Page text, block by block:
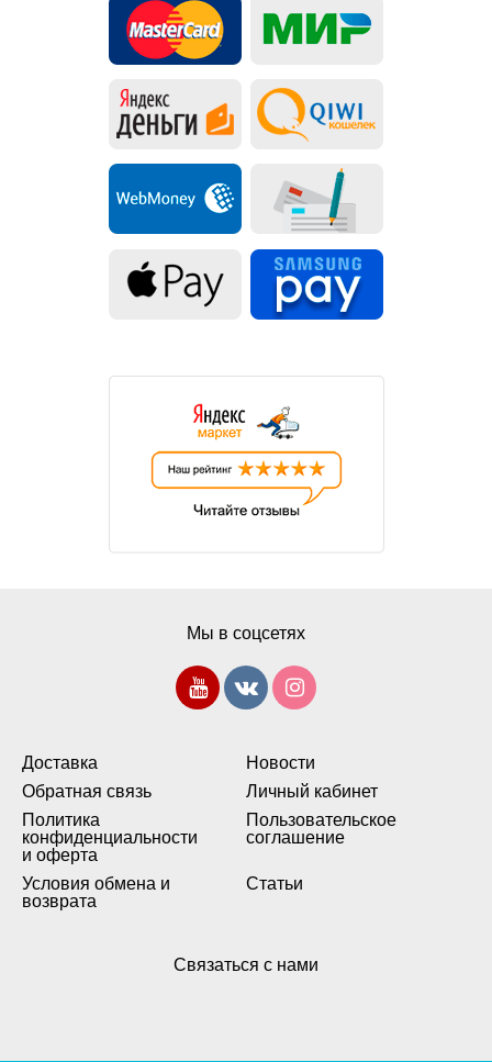
Доставка
Новости
Обратная связь
Личный кабинет
Политика
конфиденциальности
и оферта
Пользовательское
соглашение
Условия обмена и
возврата
Статьи
Мы в соцсетях
Связаться с нами